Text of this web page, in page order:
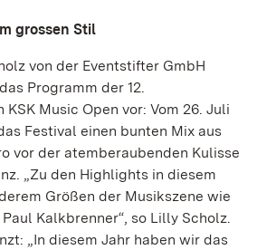
grossen Stil
von der Eventstifter GmbH
Programm der 12.
Music Open vor: Vom 26. Juli
Festival einen bunten Mix aus
vor der atemberaubenden Kulisse
„Zu den Highlights in diesem
Größen der Musikszene wie
Paul Kalkbrenner“, so Lilly Scholz.
„In diesem Jahr haben wir das